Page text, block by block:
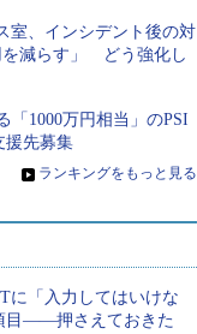
室、インシデント後の対
を減らす」 どう強化し
「1000万円相当」のPSI
援先募集
» ランキングをもっと見る
に「入力してはいけな
目――押さえておきた